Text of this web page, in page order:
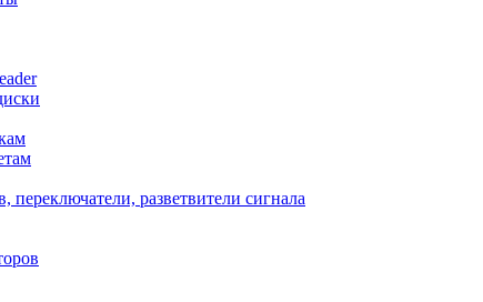
переключатели, разветвители сигнала